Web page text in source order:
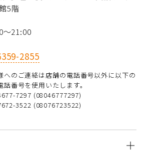
5階
〜21:00
2855
へのご連絡は店舗の電話番号以外に以下の
話番号を使用いたします。
7297 (08046777297)
3522 (08076723522)